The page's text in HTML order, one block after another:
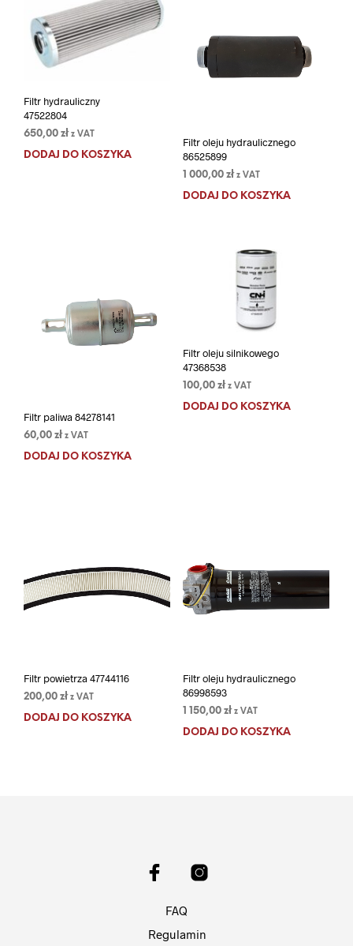
Filtr hydrauliczny
47522804
650,00 zł z VAT
DODAJ DO KOSZYKA
Filtr oleju hydraulicznego
86525899
1 000,00 zł z VAT
DODAJ DO KOSZYKA
Filtr paliwa 84278141
60,00 zł z VAT
DODAJ DO KOSZYKA
Filtr oleju silnikowego
47368538
100,00 zł z VAT
DODAJ DO KOSZYKA
Filtr powietrza 47744116
200,00 zł z VAT
DODAJ DO KOSZYKA
Filtr oleju hydraulicznego
86998593
1 150,00 zł z VAT
DODAJ DO KOSZYKA
FAQ
Regulamin